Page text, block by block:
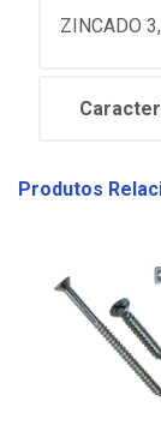
ZINCADO
Produtos